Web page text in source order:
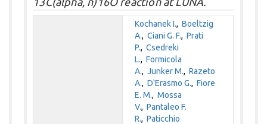
Kochanek I.,Boeltzig
A.,Ciani G. F.,Prati
P.,Csedreki
L.,Formicola
A.,Junker M.,Razeto
A.,D'Erasmo G.,Fiore
E. M.,Mossa
V.,Pantaleo F.
R.,Paticchio